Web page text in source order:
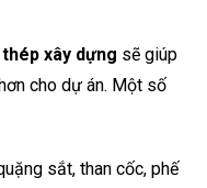
xây dựng sẽ giúp
cho dự án. Một số
sắt, than cốc, phế